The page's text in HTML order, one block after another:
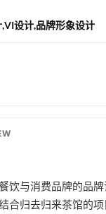
设计,品牌形象设计
饮与消费品牌的品
合归去归来茶馆的